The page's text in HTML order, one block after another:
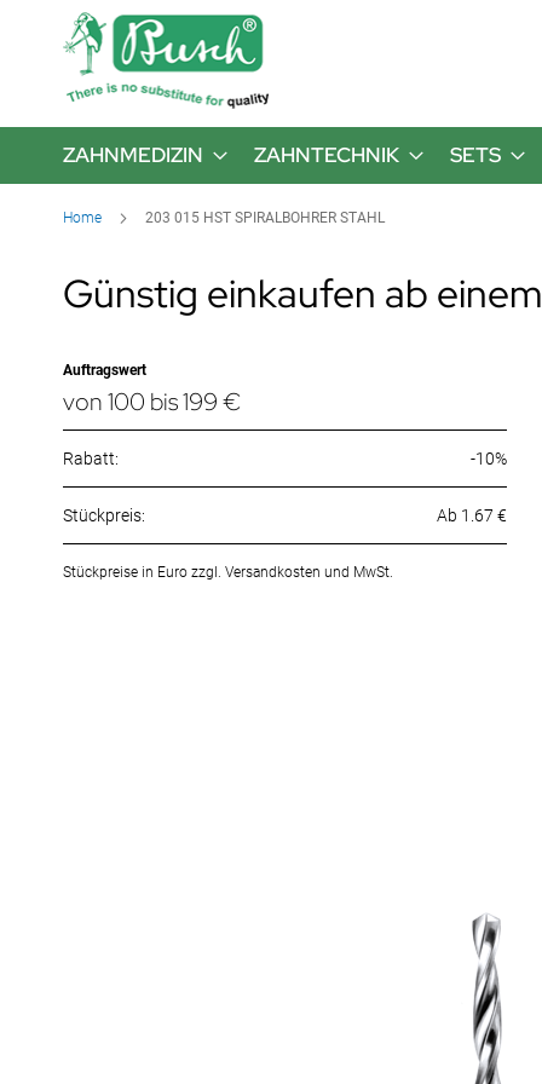
ZAHNMEDIZIN ZAHNTECHNIK SETS
Home 203 015 HST SPIRALBOHRER STAHL
Günstig einkaufen ab
Auftragswert
von 100 bis 199 €
Rabatt: -10%
Ab 1.67 €
Stückpreise in Euro zzgl. Versandkosten und MwSt.